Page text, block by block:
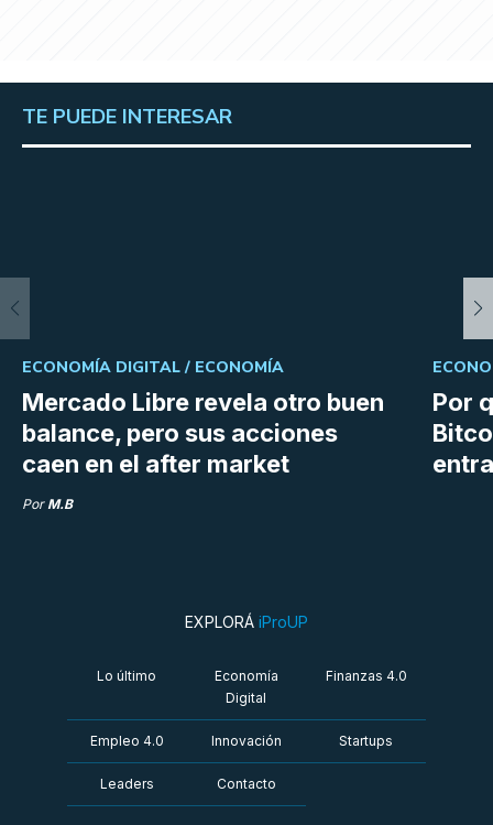
TE PUEDE INTERESAR
Mercado Libre revela otro buen
balance, pero sus acciones
caen en el after market
ECONOMÍA DIGITAL / ECONOMÍA
Por M.B
Por
EXPLORÁ iProUP
Lo último
Economía
Digital
Finanzas 4.0
Empleo 4.0 Innovación Startups
Leaders Contacto